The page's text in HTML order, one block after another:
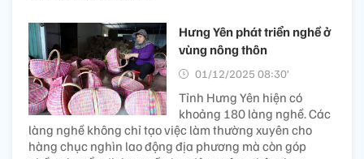
Hưng Yên phát triển nghề ở
vùng nông thôn
01/12/2025 08:30’
Tỉnh Hưng Yên hiện có
khoảng 180 làng nghề. Các
làng nghề không chỉ tạo việc làm thường xuyên cho
hàng chục nghìn lao động địa phương mà còn góp